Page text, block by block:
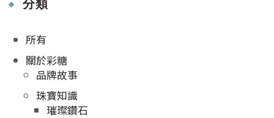
分類
所有
關於彩糖
品牌故事
珠寶知識
璀璨鑽石